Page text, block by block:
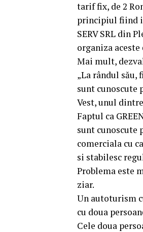
tarif fix, de 2
principiul fiind
SERV SRL din
organiza
Mai mult,
„La rândul
sunt
Vest, unul
Faptul ca
sunt cunoscute
comerciala cu
si stabilesc
Problema este
ziar.
Un autoturism
cu doua
Cele doua